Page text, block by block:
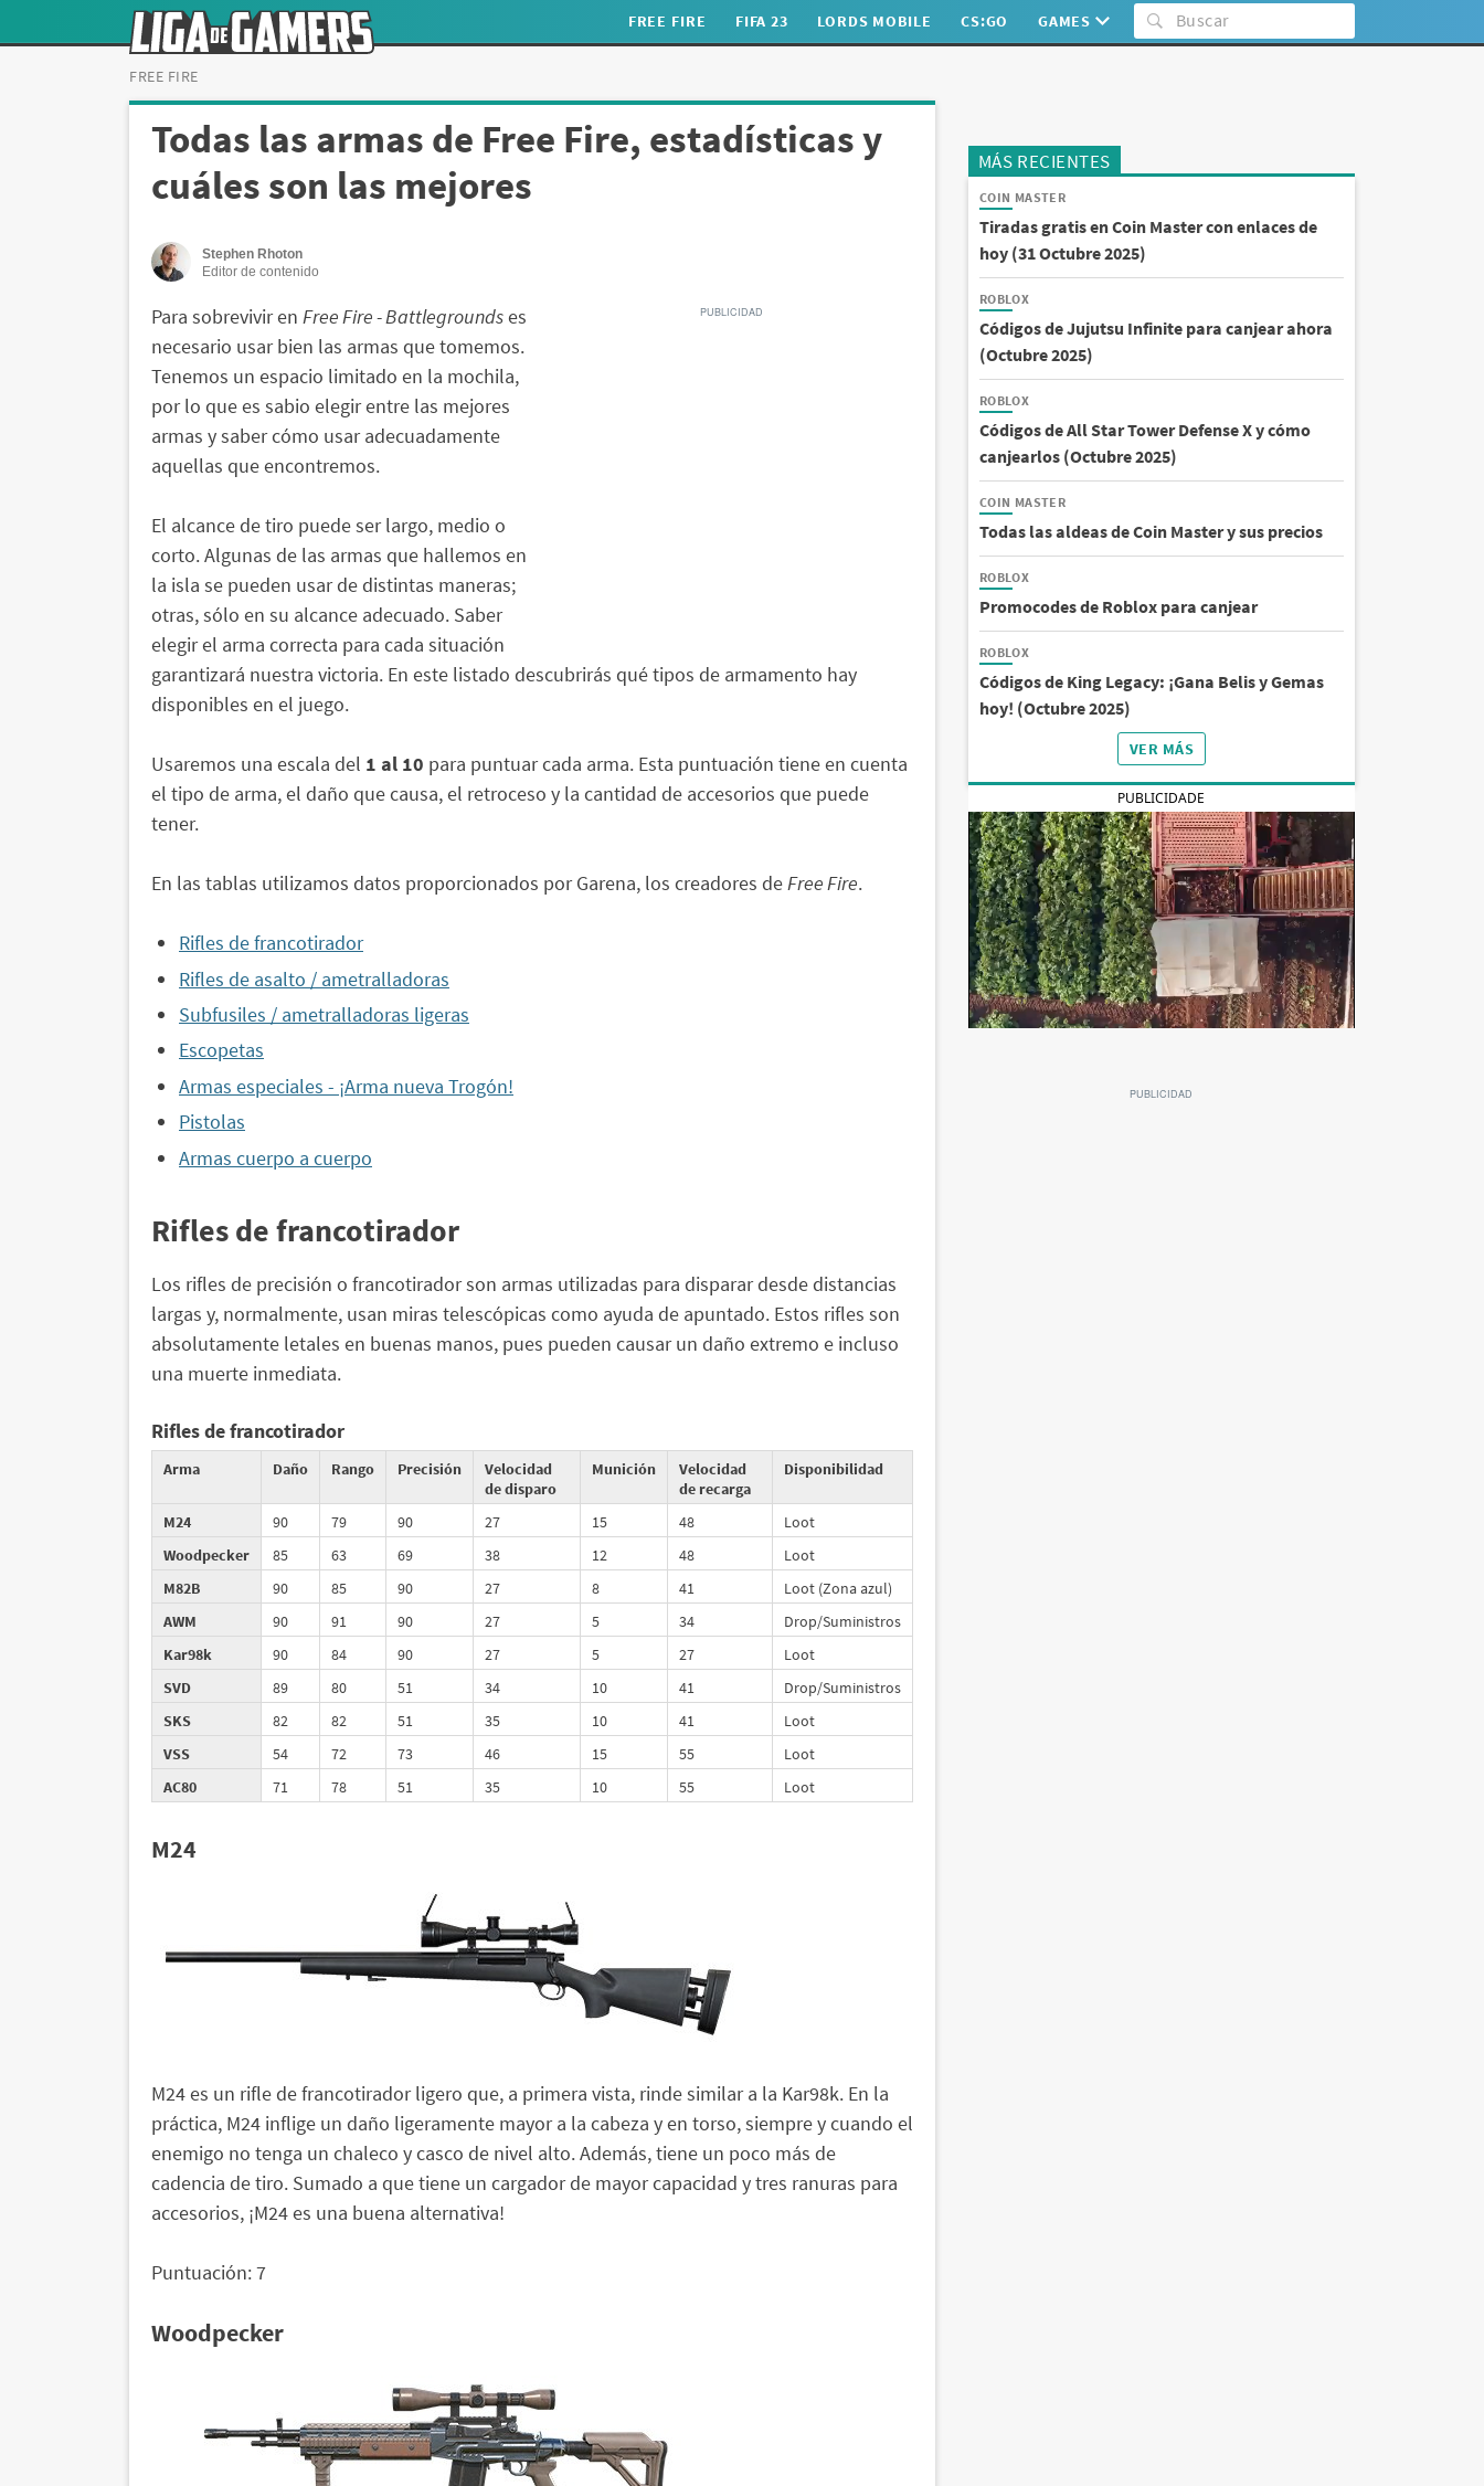
FREE FIRE FIFA 23 LORDS MOBILE CS:GO GAMES
FREE FIRE
Todas las armas de Free Fire, estadísticas y
cuáles son las mejores
Stephen Rhoton
Editor de contenido
Para sobrevivir en Free Fire - Battlegroundses
necesario usar bien las armas que tomemos.
Tenemos un espacio limitado en la mochila,
por lo que es sabio elegir entre las mejores
armas y saber cómo usar adecuadamente
aquellas que encontremos.
El alcance de tiro puede ser largo, medio o
corto. Algunas de las armas que hallemos en
la isla se pueden usar de distintas maneras;
otras, sólo en su alcance adecuado. Saber
elegir el arma correcta para cada situación
garantizará nuestra victoria. En este listado descubrirás qué tipos de armamento hay
disponibles en el juego.
Usaremos una escala del 1 al 10 para puntuar cada arma. Esta puntuación tiene en cuenta
el tipo de arma, el daño que causa, el retroceso y la cantidad de accesorios que puede
tener.
En las tablas utilizamos datos proporcionados por Garena, los creadores deFree Fire.
Rifles de francotirador
Rifles de asalto / ametralladoras
Subfusiles / ametralladoras ligeras
Escopetas
Armas especiales - ¡Arma nueva Trogón!
Pistolas
Armas cuerpo a cuerpo
Rifles de francotirador
Los rifles de precisión o francotirador son armas utilizadas para disparar desde distancias
largas y, normalmente, usan miras telescópicas como ayuda de apuntado. Estos rifles son
absolutamente letales en buenas manos, pues pueden causar un daño extremo e incluso
una muerte inmediata.
Rifles de francotirador
Arma Daño Rango Precisión
Velocidad
de disparo
Munición
Velocidad
de recarga
Disponibilidad
M24 90 79 90 27 15 48
Loot
Woodpecker
85 63 69 38 12 48
Loot
M82B
90 85 90 27 8 41
Loot (Zona azul)
AWM
90 91 90 27 5 34
Drop/Suministros
Kar98k
90 84 90 27 5 27
Loot
SVD
89 80 51 34 10 41
Drop/Suministros
SKS
82 82 51 35 10 41
Loot
VSS
54 72 73 46 15 55
Loot
AC80
71 78 51 35 10 55 Loot
M24
M24 es un rifle de francotirador ligero que, a primera vista, rinde similar a la Kar98k. En la
práctica, M24 inflige un daño ligeramente mayor a la cabeza y en torso, siempre y cuando el
enemigo no tenga un chaleco y casco de nivel alto. Además, tiene un poco más de
cadencia de tiro. Sumado a que tiene un cargador de mayor capacidad y tres ranuras para
accesorios, ¡M24 es una buena alternativa!
Puntuación: 7
Woodpecker
MÁS RECIENTES
COIN MASTER
Tiradas gratis en Coin Master con enlaces de
hoy (31 Octubre 2025)
ROBLOX
Códigos de Jujutsu Infinite para canjear ahora
(Octubre 2025)
ROBLOX
Códigos de All Star Tower Defense X y cómo
canjearlos (Octubre 2025)
COIN MASTER
Todas las aldeas de Coin Master y sus precios
ROBLOX
Promocodes de Roblox para canjear
ROBLOX
Códigos de King Legacy: ¡Gana Belis y Gemas
hoy! (Octubre 2025)
VER MÁS
PUBLICIDADE